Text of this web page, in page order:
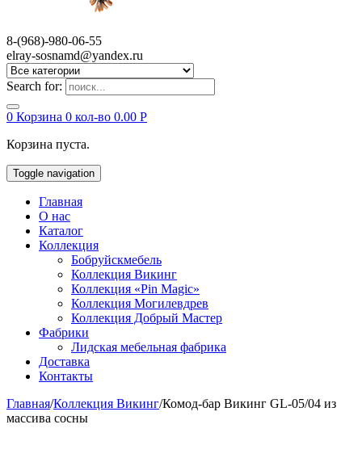
8-(968)-980-06-55
elray-sosnamd@yandex.ru
Search for:
0 Корзина 0 кол-во 0.00 Р
Корзина пуста.
Toggle navigation
Главная
О нас
Каталог
Коллекция
Бобруйскмебель
Коллекция Викинг
Коллекция «Pin Magic»
Коллекция Могилевдрев
Коллекция Добрый Мастер
Фабрики
Лидская мебельная фабрика
Доставка
Контакты
Главная/Коллекция Викинг/Комод-бар Викинг GL-05/04 из
массива сосны